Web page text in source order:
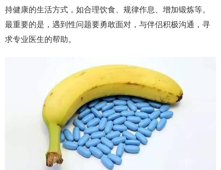
持健康的生活方式，如合理饮食、规律作息、增加锻炼等。
最重要的是，遇到性问题要勇敢面对，与伴侣积极沟通，寻
求专业医生的帮助。